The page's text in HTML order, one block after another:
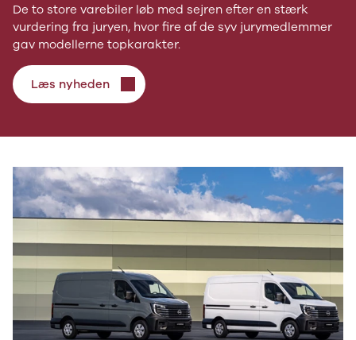
De to store varebiler løb med sejren efter en stærk
vurdering fra juryen, hvor fire af de syv jurymedlemmer
gav modellerne topkarakter.
Læs nyheden